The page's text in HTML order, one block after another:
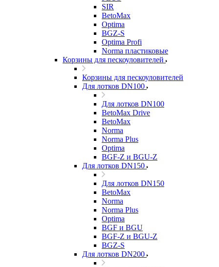
SIR
BetoMax
Optima
BGZ-S
Optima Profi
Norma пластиковые
Корзины для пескоуловителей
Корзины для пескоуловителей
Для лотков DN100
Для лотков DN100
BetoMax Drive
BetoMax
Norma
Norma Plus
Optima
BGF-Z и BGU-Z
Для лотков DN150
Для лотков DN150
BetoMax
Norma
Norma Plus
Optima
BGF и BGU
BGF-Z и BGU-Z
BGZ-S
Для лотков DN200